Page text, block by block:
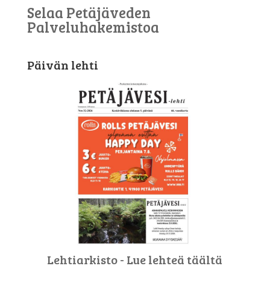
Selaa Petäjäveden
Palveluhakemistoa
Päivän lehti
Lehtiarkisto - Lue lehteä täältä